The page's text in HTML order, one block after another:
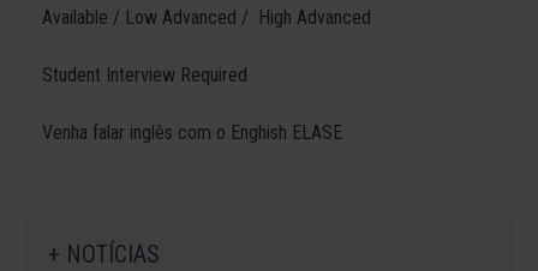
Available / Low Advanced / High Advanced
Student Interview Required
Venha falar inglês com o Enghish ELASE
+ NOTÍCIAS